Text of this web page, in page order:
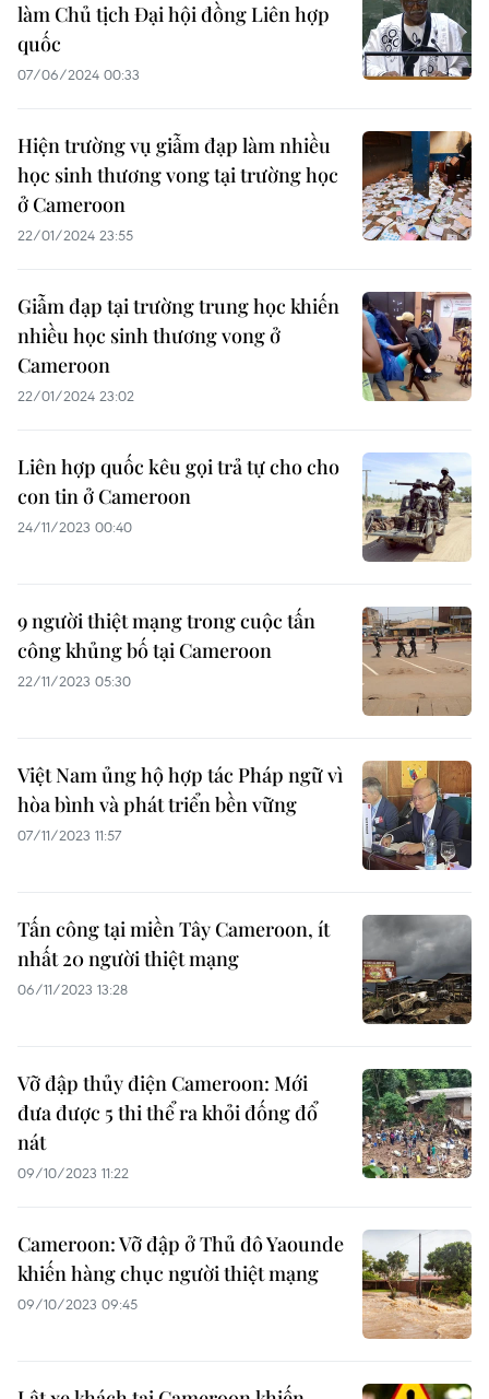
làm Chủ tịch Đại hội đồng Liên hợp
quốc
07/06/2024 00:33
Hiện trường vụ giẫm đạp làm nhiều
học sinh thương vong tại trường học
ở Cameroon
22/01/2024 23:55
Giẫm đạp tại trường trung học khiến
nhiều học sinh thương vong ở
Cameroon
22/01/2024 23:02
Liên hợp quốc kêu gọi trả tự cho cho
con tin ở Cameroon
24/11/2023 00:40
9 người thiệt mạng trong cuộc tấn
công khủng bố tại Cameroon
22/11/2023 05:30
Việt Nam ủng hộ hợp tác Pháp ngữ vì
hòa bình và phát triển bền vững
07/11/2023 11:57
Tấn công tại miền Tây Cameroon, ít
nhất 20 người thiệt mạng
06/11/2023 13:28
Vỡ đập thủy điện Cameroon: Mới
đưa được 5 thi thể ra khỏi đống đổ
nát
09/10/2023 11:22
Cameroon: Vỡ đập ở Thủ đô Yaounde
khiến hàng chục người thiệt mạng
09/10/2023 09:45